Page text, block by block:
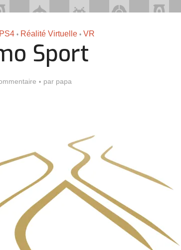
PS4 • Réalité Virtuelle • VR
Sport
par papa
Assassin’s Creed Black